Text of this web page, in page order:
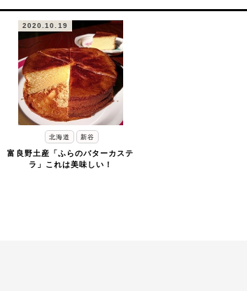
2020.10.19
北海道 新谷
富良野土産「ふらのバターカステ
ラ」これは美味しい！